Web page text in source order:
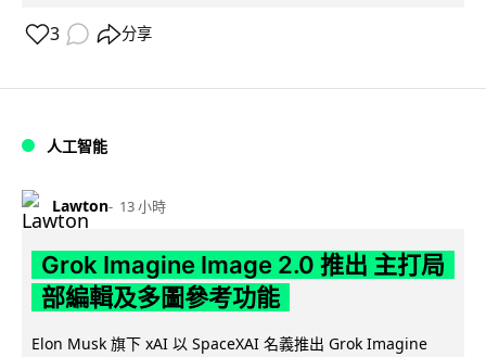
3 分享
人工智能
Lawton 13 小時
Grok Imagine Image 2.0 推出 主打局
部編輯及多圖參考功能
Elon Musk 旗下 xAI 以 SpaceXAI 名義推出 Grok Imagine